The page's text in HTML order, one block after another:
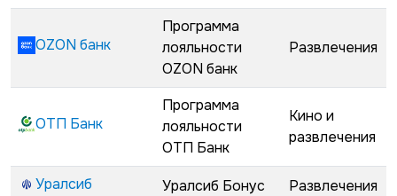
OZON банк
Программа
лояльности
OZON банк
Развлечения
ОТП Банк
Программа
лояльности
ОТП Банк
Кино и
развлечения
Уралсиб Уралсиб Бонус Развлечения